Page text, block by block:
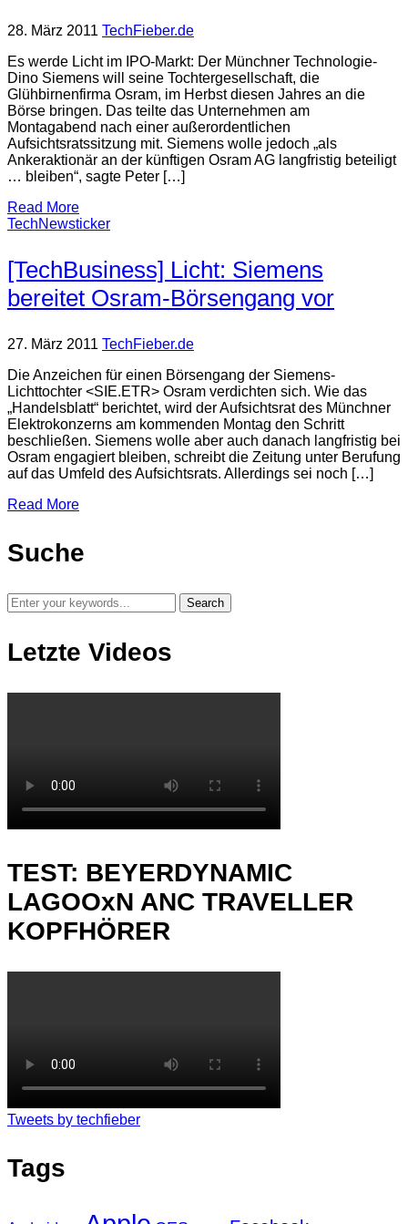
28. März 2011 TechFieber.de
Es werde Licht im IPO-Markt: Der Münchner Technologie-
Dino Siemens will seine Tochtergesellschaft, die
Glühbirnenfirma Osram, im Herbst diesen Jahres an die
Börse bringen. Das teilte das Unternehmen am
Montagabend nach einer außerordentlichen
Aufsichtsratssitzung mit. Siemens wolle jedoch „als
Ankeraktionär an der künftigen Osram AG langfristig beteiligt
… bleiben“, sagte Peter […]
Read More
TechNewsticker
[TechBusiness] Licht: Siemens
bereitet Osram-Börsengang vor
27. März 2011 TechFieber.de
Die Anzeichen für einen Börsengang der Siemens-
Lichttochter <SIE.ETR> Osram verdichten sich. Wie das
„Handelsblatt“ berichtet, wird der Aufsichtsrat des Münchner
Elektrokonzerns am kommenden Montag den Schritt
beschließen. Siemens wolle aber auch danach langfristig bei
Osram engagiert bleiben, schreibt die Zeitung unter Berufung
auf das Umfeld des Aufsichtsrats. Allerdings sei noch […]
Read More
Suche
Letzte Videos
TEST: BEYERDYNAMIC
LAGOOxN ANC TRAVELLER
KOPFHÖRER
Tweets by techfieber
Tags